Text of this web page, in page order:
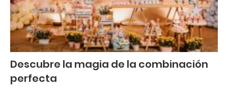
Descubre la magia de la combinación
perfecta